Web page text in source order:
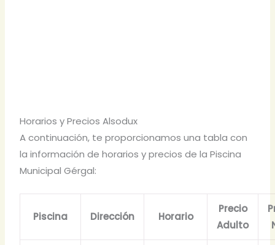
Horarios y Precios Alsodux
A continuación, te proporcionamos una tabla con
la información de horarios y precios de la Piscina
Municipal Gérgal:
Piscina Dirección Horario
Precio
Adulto